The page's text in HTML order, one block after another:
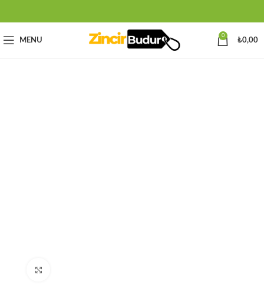
MENU
0
₺0,00